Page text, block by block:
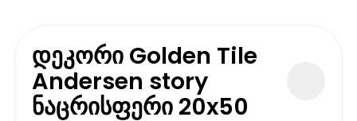
დეკორი Golden Tile
Andersen story
ნაცრისფერი 20x50